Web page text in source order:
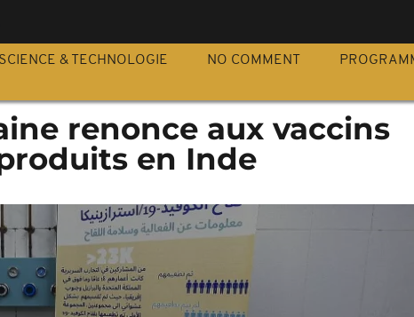
SCIENCE & TECHNOLOGIE NO COMMENT
renonce aux vaccins
en Inde